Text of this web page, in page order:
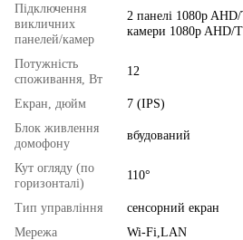
Підключення
викличних
панелей/камер
2 панелі 1080p
камери 1080p AHD/
Потужність
споживання, Вт
12
Екран, дюйм
7 (IPS)
Блок живлення
домофону
вбудований
Кут огляду (по
горизонталі)
110°
Тип управління
сенсорний екран
Мережа
Wi-Fi,LAN